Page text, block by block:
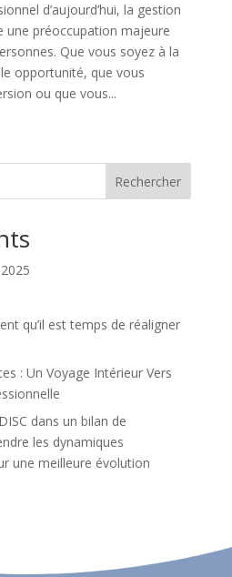
d’aujourd’hui, la gestion
une préoccupation majeure
Que vous soyez à la
opportunité, que vous
ou que vous...
Rechercher
qu’il est temps de réaligner
: Un Voyage Intérieur Vers
dans un bilan de
les dynamiques
une meilleure évolution